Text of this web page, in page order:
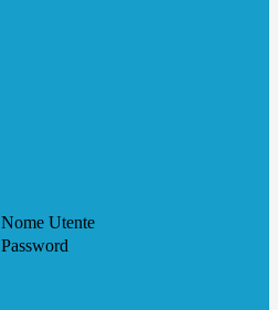
Nome Utente
Password